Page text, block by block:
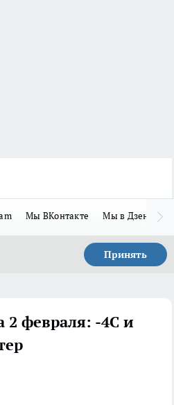
Мы ВКонтакте Мы в Дзене
Принять
2 февраля: -4C и